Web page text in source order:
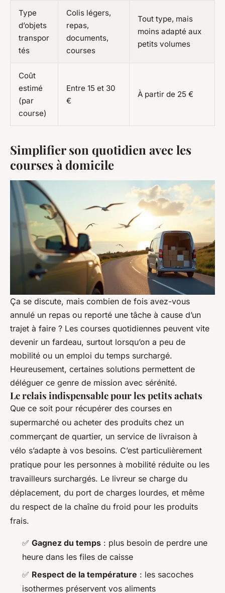
Type
d’objets
transpor
tés
Colis légers,
repas,
documents,
courses
Tout type, mais
moins adapté aux
petits volumes
Coût
estimé
(par
course)
Entre 15 et 30
€
À partir de 25 €
Simplifier son quotidien avec les
courses à domicile
Ça se discute, mais combien de fois avez-vous
annulé un repas ou reporté une tâche à cause d’un
trajet à faire ? Les courses quotidiennes peuvent vite
devenir un fardeau, surtout lorsqu’on a peu de
mobilité ou un emploi du temps surchargé.
Heureusement, certaines solutions permettent de
déléguer ce genre de mission avec sérénité.
Le relais indispensable pour les petits achats
Que ce soit pour récupérer des courses en
supermarché ou acheter des produits chez un
commerçant de quartier, un service de livraison à
vélo s’adapte à vos besoins. C’est particulièrement
pratique pour les personnes à mobilité réduite ou les
travailleurs surchargés. Le livreur se charge du
déplacement, du port de charges lourdes, et même
du respect de la chaîne du froid pour les produits
frais.
✅ Gagnez du temps : plus besoin de perdre une
heure dans les files de caisse
✅ Respect de la température : les sacoches
isothermes préservent vos aliments